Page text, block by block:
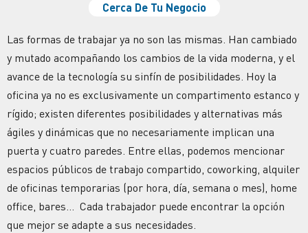
Cerca De Tu Negocio
Las formas de trabajar ya no son las mismas. Han cambiado
y mutado acompañando los cambios de la vida moderna, y el
avance de la tecnología su sinfín de posibilidades. Hoy la
oficina ya no es exclusivamente un compartimento estanco y
rígido; existen diferentes posibilidades y alternativas más
ágiles y dinámicas que no necesariamente implican una
puerta y cuatro paredes. Entre ellas, podemos mencionar
espacios públicos de trabajo compartido, coworking, alquiler
de oficinas temporarias (por hora, día, semana o mes), home
office, bares… Cada trabajador puede encontrar la opción
que mejor se adapte a sus necesidades.